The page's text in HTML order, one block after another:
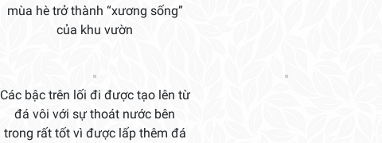
mùa hè trở thành “xương sống”
của khu vườn
Các bậc trên lối đi được tạo lên từ
đá vôi với sự thoát nước bên
trong rất tốt vì được lấp thêm đá